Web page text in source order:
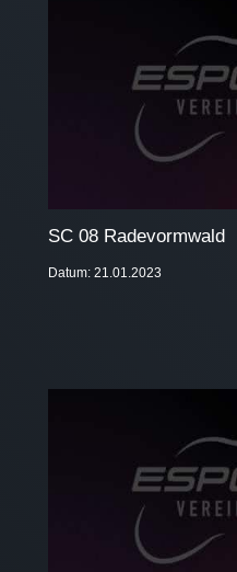
SC 08 Radevormwald
Datum: 21.01.2023